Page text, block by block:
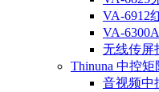
VA-6912
VA-
无线传屏
Thinuna 中控矩
音视频中